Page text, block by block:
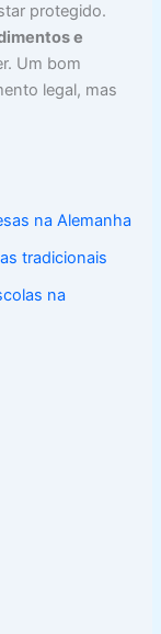
protegido.
e
Um bom
legal, mas
na Alemanha
tradicionais
na